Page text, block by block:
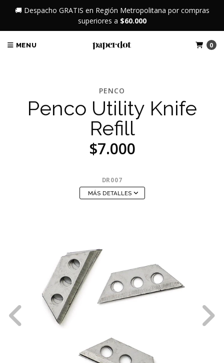
🚚 Despacho GRATIS en Región Metropolitana por compras
superiores a $60.000
MENU 0
PENCO
Penco Utility Knife
Refill
$7.000
DR007
MÁS DETALLES